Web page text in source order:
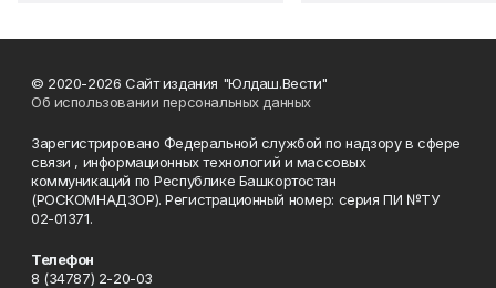
© 2020-2026 Сайт издания "Юлдаш.Вести"
Об использовании персональных данных
Зарегистрировано Федеральной службой по надзору в сфере
связи , информационных технологий и массовых
коммуникаций по Республике Башкортостан
(РОСКОМНАДЗОР). Регистрационный номер: серия ПИ №ТУ
02-01371.
Телефон
8 (34787) 2-20-03